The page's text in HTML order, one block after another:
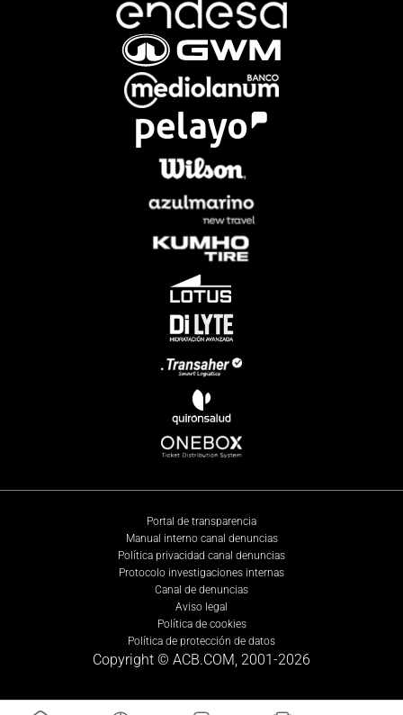
Portal de transparencia
Manual interno canal denuncias
Política privacidad canal denuncias
Protocolo investigaciones internas
Canal de denuncias
Aviso legal
Política de cookies
Política de protección de datos
Copyright © ACB.COM, 2001-2026